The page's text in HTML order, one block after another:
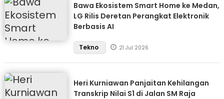
Bawa Ekosistem Smart Home ke Medan,
LG Rilis Deretan Perangkat Elektronik
Berbasis AI
Tekno 21 Jul 2026
Heri Kurniawan Panjaitan Kehilangan
Transkrip Nilai S1 di Jalan SM Raja